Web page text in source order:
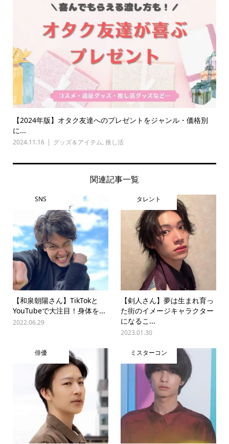
【2024年版】オタク友達へのプレゼントをジャンル・価格別
に...
2024.11.16 グッズ＆アイテム, 推し活
関連記事一覧
SNS
【和泉朝陽さん】TikTokと
YouTubeで大注目！身体を...
2022.06.29
タレント
【剣人さん】夢は生まれ育っ
た街のイメージキャラクター
になるこ...
2023.01.30
俳優 ミスターコン